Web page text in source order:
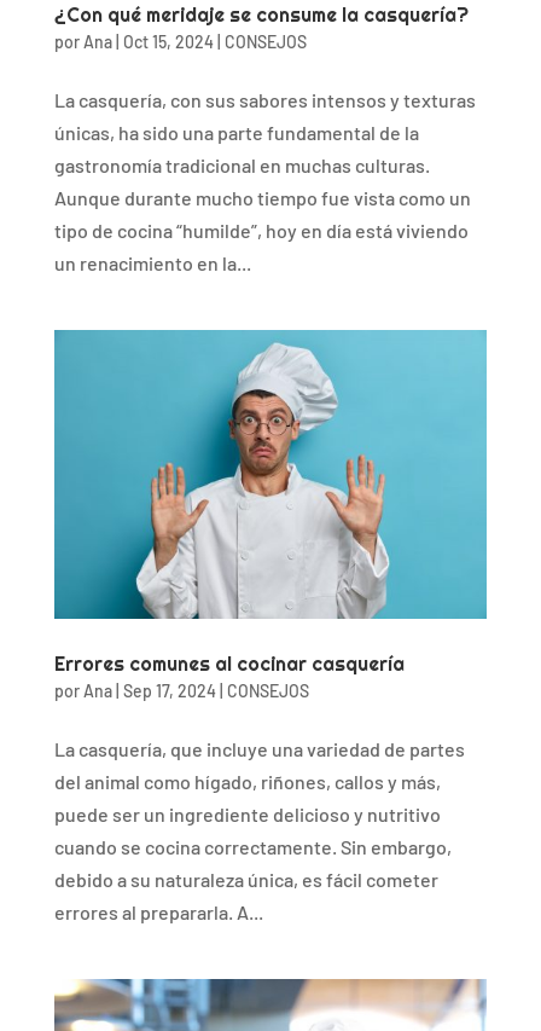
¿Con qué meridaje se consume la casquería?
porAna| Oct 15, 2024| CONSEJOS
La casquería, con sus sabores intensos y texturas
únicas, ha sido una parte fundamental de la
gastronomía tradicional en muchas culturas.
Aunque durante mucho tiempo fue vista como un
tipo de cocina “humilde”, hoy en día está viviendo
un renacimiento en la...
Errores comunes al cocinar casquería
porAna| Sep 17, 2024| CONSEJOS
La casquería, que incluye una variedad de partes
del animal como hígado, riñones, callos y más,
puede ser un ingrediente delicioso y nutritivo
cuando se cocina correctamente. Sin embargo,
debido a su naturaleza única, es fácil cometer
errores al prepararla. A...